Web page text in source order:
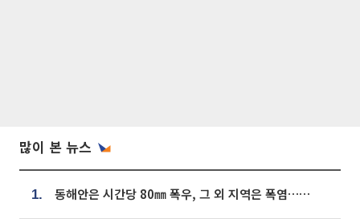
많이 본 뉴스
1. 동해안은 시간당 80㎜ 폭우, 그 외 지역은 폭염…‘극과 극 날씨’